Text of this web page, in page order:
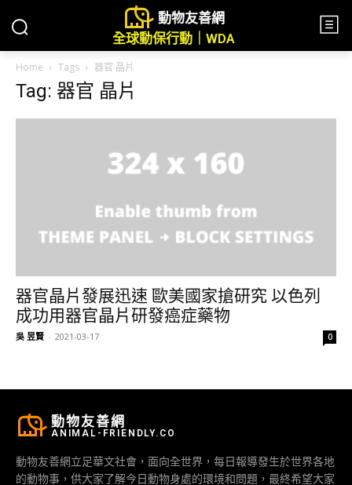
動物友善網
全球動保行動｜WDA
Home Tags 器官 晶片
Tag: 器官 晶片
器官晶片發展迅速 歐美國家搶研究 以色列
成功用器官晶片研發癌症藥物
吳 昱賢 - 2021-03-17 0
動物友善網
ANIMAL-FRIENDLY.CO
動物友善網立足華文社會，面向全世界，每日報導發生於世界各地
的動物事，供大家了解今日動物身處的環境和問題，最終希望大家